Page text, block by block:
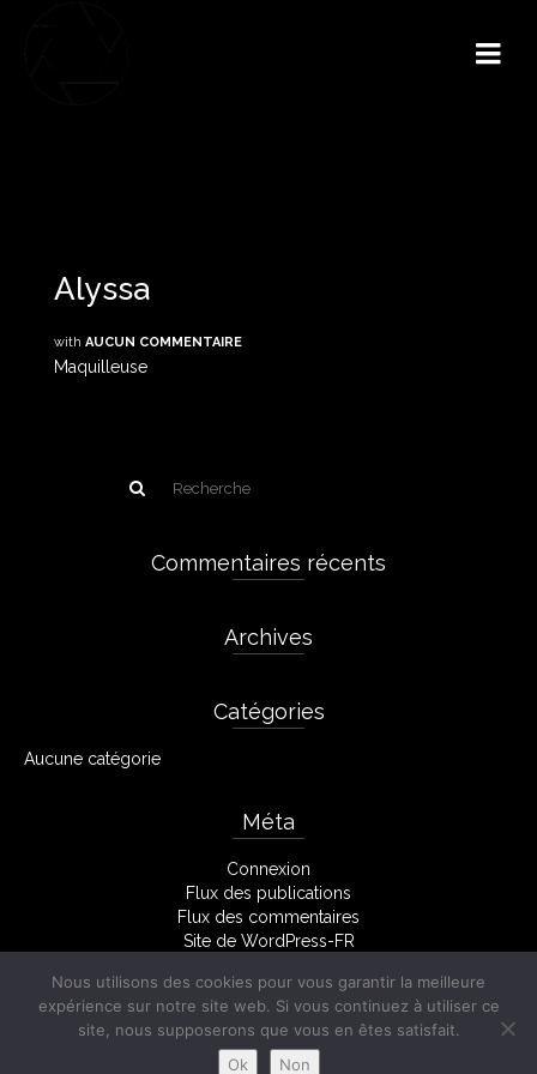
Alyssa
with AUCUN COMMENTAIRE
Maquilleuse
Commentaires récents
Archives
Catégories
Aucune catégorie
Méta
Connexion
Flux des publications
Flux des commentaires
Site de WordPress-FR
Facebook Mentions Légales
Nous utilisons des cookies pour vous garantir la meilleure
expérience sur notre site web. Si vous continuez à utiliser ce
site, nous supposerons que vous en êtes satisfait.
Ok
Non